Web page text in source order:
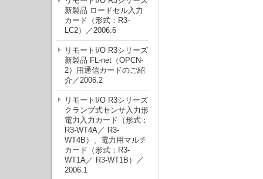
新製品 ロードセル入力
カード（形式：R3-
LC2）／2006.6
リモートI/O R3シリーズ
新製品 FL-net（OPCN-
2）用通信カードのご紹
介／2006.2
リモートI/O R3シリーズ
クランプ式センサ入力形
電力入力カード（形式：
R3-WT4A／ R3-
WT4B）、電力用マルチ
カード（形式：R3-
WT1A／ R3-WT1B）／
2006.1